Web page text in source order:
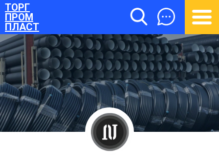
ТОРГПРОМПЛАСТ
ТОРГ
ПРОМ
ПЛАСТ